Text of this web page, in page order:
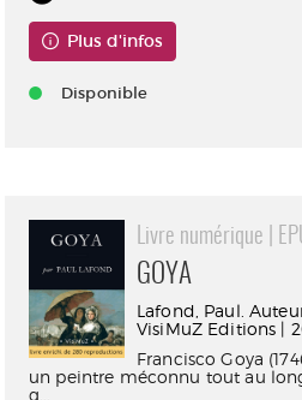
Plus d'infos
Disponible
Livre numérique |
GOYA
Lafond, Paul.
VisiMuZ Editions |
Francisco Goya
un peintre méconnu tout au
g...